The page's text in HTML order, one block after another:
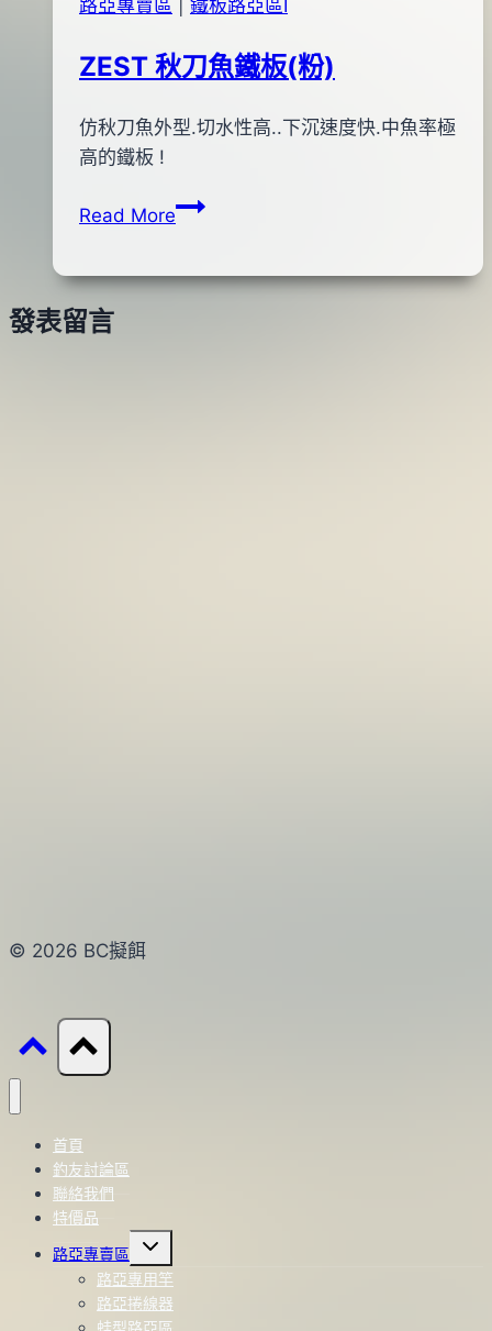
月
11
日
蓮
露)P22
路亞專賣區 鐵板路亞區Ⅰ
ZEST 秋刀魚鐵板(粉)
Bybc
pro-
2013
年
月
日
仿秋刀魚外型.切水性高..下沉速度快.中魚率極
高的鐵板 !
Read MoreZEST
魚
發表留言
© 2026 BC擬餌
首頁
釣友討論區
聯絡我們
特價品
路亞專賣區
Toggle
menu
路亞專用竿
路亞捲線器